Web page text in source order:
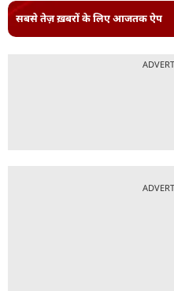
सबसे तेज़ ख़बरों के लिए आजतक ऐप